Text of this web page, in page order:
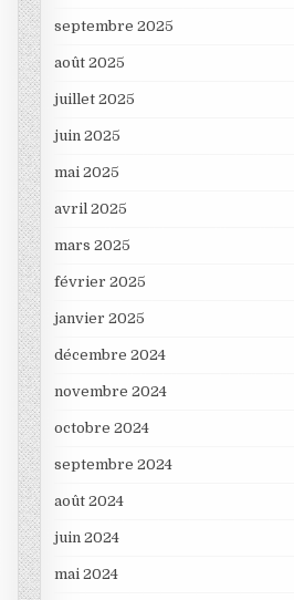
septembre 2025
août 2025
juillet 2025
juin 2025
mai 2025
avril 2025
mars 2025
février 2025
janvier 2025
décembre 2024
novembre 2024
octobre 2024
septembre 2024
août 2024
juin 2024
mai 2024